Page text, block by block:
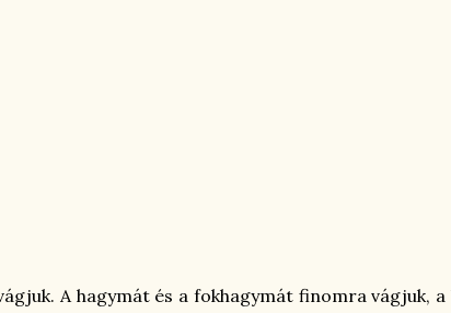
A hagymát és a fokhagymát finomra vágjuk,